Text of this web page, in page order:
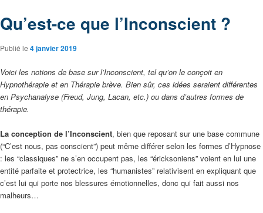
Qu’est-ce que l’Inconscient ?
Publié le 4 janvier 2019
Voici les notions de base sur l’Inconscient, tel qu’on le conçoit en
Hypnothérapie et en Thérapie brève. Bien sûr, ces idées seraient différentes
en Psychanalyse (Freud, Jung, Lacan, etc.) ou dans d’autres formes de
thérapie.
La conception de l’Inconscient, bien que reposant sur une base commune
(“C’est nous, pas conscient”) peut même différer selon les formes d’Hypnose
: les “classiques” ne s’en occupent pas, les “éricksoniens” voient en lui une
entité parfaite et protectrice, les “humanistes” relativisent en expliquant que
c’est lui qui porte nos blessures émotionnelles, donc qui fait aussi nos
malheurs…